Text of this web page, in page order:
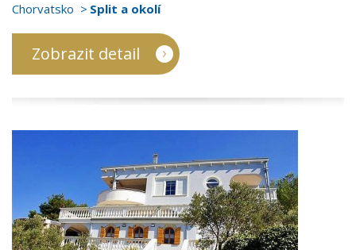
Chorvatsko Split a okolí
Zobrazit detail